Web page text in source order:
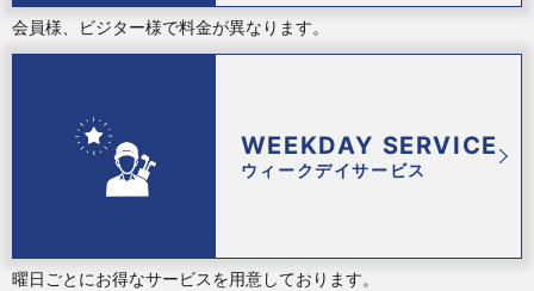
会員様、ビジター様で料金が異なります。
WEEKDAY SERVICE
ウィークデイサービス
曜日ごとにお得なサービスを用意しております。